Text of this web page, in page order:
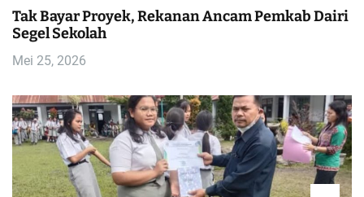
Tak Bayar Proyek, Rekanan Ancam Pemkab Dairi
Segel Sekolah
Mei 25, 2026